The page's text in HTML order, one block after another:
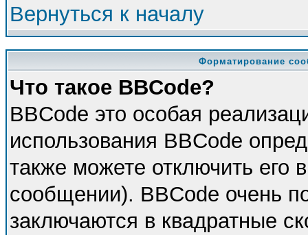
Вернуться к началу
Форматирование
Что такое BBCode?
BBCode это особая
использования BBCode
также можете отключить
сообщении). BBCode очень
заключаются в квадратные